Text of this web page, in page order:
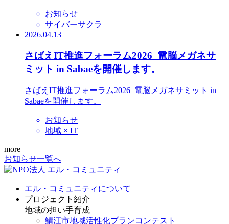
お知らせ
サイバーサクラ
2026.04.13
さばえIT推進フォーラム2026_電脳メガネサ
ミット in Sabaeを開催します。
さばえIT推進フォーラム2026_電脳メガネサミット in
Sabaeを開催します。
お知らせ
地域 × IT
more
お知らせ一覧へ
エル・コミュニティについて
プロジェクト紹介
地域の担い手育成
鯖江市地域活性化プランコンテスト